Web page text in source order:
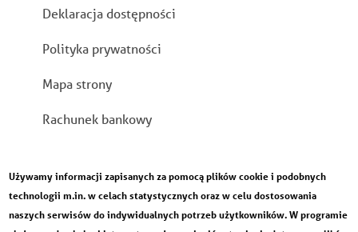
Deklaracja dostępności
Polityka prywatności
Mapa strony
Rachunek bankowy
Używamy informacji zapisanych za pomocą plików cookie i podobnych
technologii m.in. w celach statystycznych oraz w celu dostosowania
naszych serwisów do indywidualnych potrzeb użytkowników. W programie